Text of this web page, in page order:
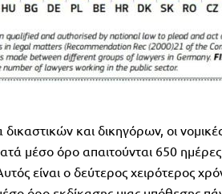
και δικηγόρων, οι
μέσο όρο απαιτούνται 650
είναι ο δεύτερος χειρότερος